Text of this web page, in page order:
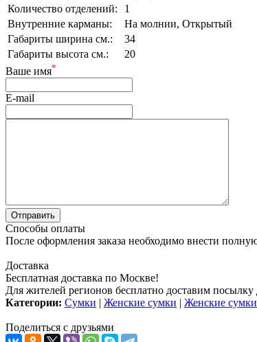
Количество отделений:
1
Внутренние карманы:
На молнии, Открытый
Габариты ширина см.:
34
Габариты высота см.:
20
Ваше имя*
E-mail
Способы оплаты
После оформления заказа необходимо внести
Доставка
Бесплатная доставка по Москве!
Для жителей регионов бесплатно доставим
Категории: Сумки | Женские сумки | Женские сумки
Поделиться с друзьями